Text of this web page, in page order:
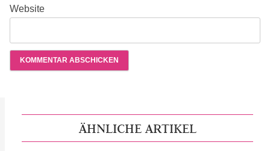
Website
ÄHNLICHE ARTIKEL